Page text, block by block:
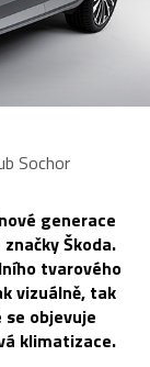
Sochor
generace
Škoda.
tvarového
vizuálně, tak
objevuje
klimatizace.